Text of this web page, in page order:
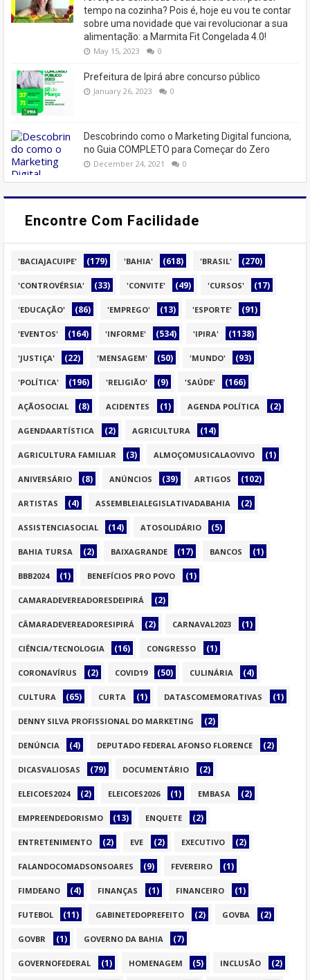
tempo na cozinha? Pois é, hoje eu vou te contar
sobre uma novidade que vai revolucionar a sua
alimentação: a Marmita Fit Congelada 4.0!
May 15, 2023 0
Prefeitura de Ipirá abre concurso público
January 26, 2023 0
Descobrindo como o Marketing Digital funciona,
no Guia COMPLETO para Começar do Zero
December 24, 2021 0
Encontre Com Facilidade
'BACIAJACUIPE' (179) 'BAHIA' (618) 'BRASIL' (270)
'CONTROVÉRSIA' (33) 'CONVITE' (49) 'CURSOS' (17)
'EDUCAÇÃO' (86) 'EMPREGO' (13) 'ESPORTE' (91)
'EVENTOS' (164) 'INFORME' (534) 'IPIRA' (1138)
'JUSTIÇA' (22) 'MENSAGEM' (50) 'MUNDO' (93)
'POLÍTICA' (196) 'RELIGIÃO' (9) 'SAÚDE' (166)
AÇÃOSOCIAL (8) ACIDENTES (1) AGENDA POLÍTICA (2)
AGENDAARTÍSTICA (2) AGRICULTURA (14)
AGRICULTURA FAMILIAR (3) ALMOÇOMUSICALAOVIVO (1)
ANIVERSÁRIO (8) ANÚNCIOS (39) ARTIGOS (102)
ARTISTAS (4) ASSEMBLEIALEGISLATIVADABAHIA (2)
ASSISTENCIASOCIAL (14) ATOSOLIDÁRIO (5)
BAHIA TURSA (2) BAIXAGRANDE (17) BANCOS (1)
BBB2024 (1) BENEFÍCIOS PRO POVO (1)
CAMARADEVEREADORESDEIPIRÁ (2)
CÂMARADEVEREADORESIPIRÁ (2) CARNAVAL2023 (1)
CIÊNCIA/TECNOLOGIA (16) CONGRESSO (1)
CORONAVÍRUS (2) COVID19 (50) CULINÁRIA (4)
CULTURA (65) CURTA (1) DATASCOMEMORATIVAS (1)
DENNY SILVA PROFISSIONAL DO MARKETING (2)
DENÚNCIA (4) DEPUTADO FEDERAL AFONSO FLORENCE (2)
DICASVALIOSAS (79) DOCUMENTÁRIO (2)
ELEICOES2024 (2) ELEICOES2026 (1) EMBASA (2)
EMPREENDEDORISMO (13) ENQUETE (2)
ENTRETENIMENTO (2) EVE (2) EXECUTIVO (2)
FALANDOCOMADSONSOARES (9) FEVEREIRO (1)
FIMDEANO (4) FINANÇAS (1) FINANCEIRO (1)
FUTEBOL (11) GABINETEDOPREFEITO (2) GOVBA (2)
GOVBR (1) GOVERNO DA BAHIA (7)
GOVERNOFEDERAL (1) HOMENAGEM (5) INCLUSÃO (2)